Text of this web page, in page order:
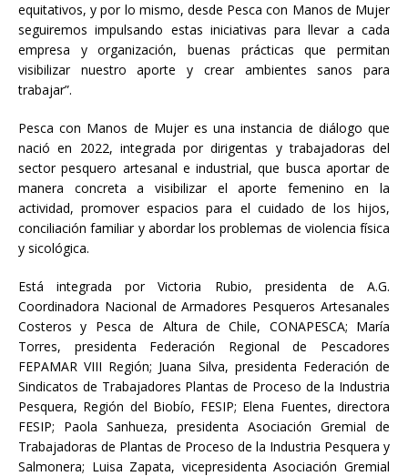
equitativos, y por lo mismo, desde Pesca con Manos de Mujer
seguiremos impulsando estas iniciativas para llevar a cada
empresa y organización, buenas prácticas que permitan
visibilizar nuestro aporte y crear ambientes sanos para
trabajar”.
Pesca con Manos de Mujer es una instancia de diálogo que
nació en 2022, integrada por dirigentas y trabajadoras del
sector pesquero artesanal e industrial, que busca aportar de
manera concreta a visibilizar el aporte femenino en la
actividad, promover espacios para el cuidado de los hijos,
conciliación familiar y abordar los problemas de violencia física
y sicológica.
Está integrada por Victoria Rubio, presidenta de A.G.
Coordinadora Nacional de Armadores Pesqueros Artesanales
Costeros y Pesca de Altura de Chile, CONAPESCA; María
Torres, presidenta Federación Regional de Pescadores
FEPAMAR VIII Región; Juana Silva, presidenta Federación de
Sindicatos de Trabajadores Plantas de Proceso de la Industria
Pesquera, Región del Biobío, FESIP; Elena Fuentes, directora
FESIP; Paola Sanhueza, presidenta Asociación Gremial de
Trabajadoras de Plantas de Proceso de la Industria Pesquera y
Salmonera; Luisa Zapata, vicepresidenta Asociación Gremial